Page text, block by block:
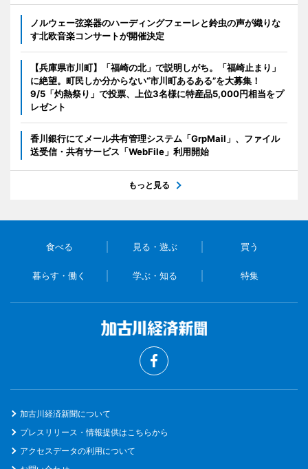
ノルウェー弦楽器のハーディングフェーレと鈴虫の声が織りな
す北欧音楽コンサートが開催決定
【兵庫県市川町】「福崎の北」で説明しがち。「福崎止まり」
に絶望。町民しか分からない“市川町あるある”を大募集！
9/5「灼熱祭り」で投票、上位3名様に特産品5,000円相当をプ
レゼント
香川銀行にてメール共有管理システム「GrpMail」、ファイル
送受信・共有サービス「WebFile」利用開始
もっと見る
食べる 見る・遊ぶ 買う
暮らす・働く 学ぶ・知る 特集
加古川経済新聞について
プレスリリース・情報提供はこちらから
アクセスデータの利用について